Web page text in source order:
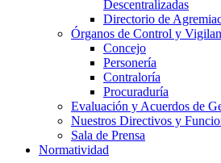
Descentralizadas
Directorio de
Órganos de Control y
Concejo
Personería
Contraloría
Procuraduría
Evaluación y Acuerdos de
Nuestros Directivos y
Sala de Prensa
Normatividad